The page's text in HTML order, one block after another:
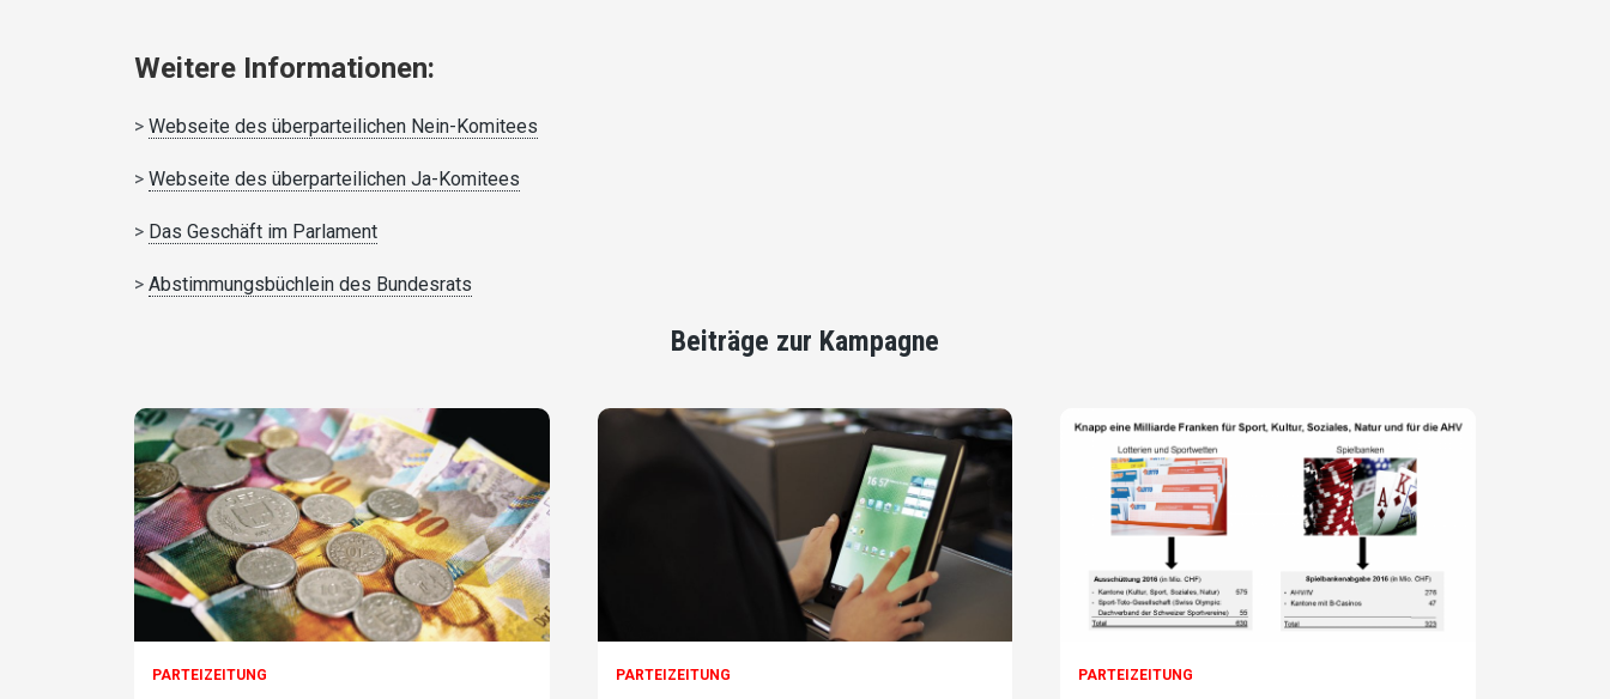
Weitere Informationen:
> Webseite des überparteilichen Nein-Komitees
> Webseite des überparteilichen Ja-Komitees
> Das Geschäft im Parlament
> Abstimmungsbüchlein des Bundesrats
Beiträge zur Kampagne
PARTEIZEITUNG PARTEIZEITUNG PARTEIZEITUNG